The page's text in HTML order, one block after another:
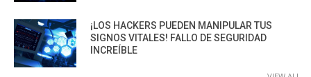
¡LOS HACKERS PUEDEN MANIPULAR TUS
SIGNOS VITALES! FALLO DE SEGURIDAD
INCREÍBLE